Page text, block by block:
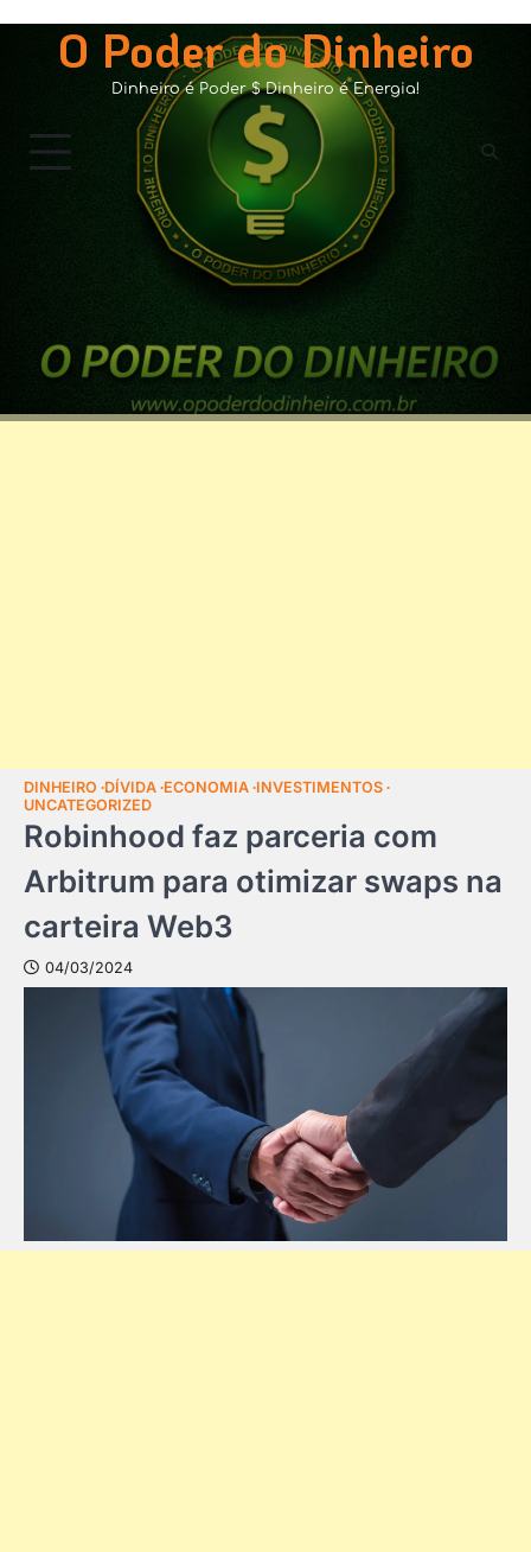
contentO Poder do Dinheiro
Dinheiro é Poder $ Dinheiro é Energia!
DINHEIRO DÍVIDA ECONOMIA INVESTIMENTOS
UNCATEGORIZED
Robinhood faz parceria com
Arbitrum para otimizar swaps na
carteira Web3
04/03/2024